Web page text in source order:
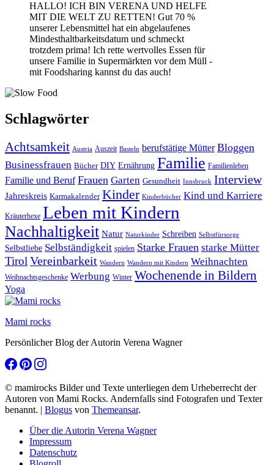
HALLO! ICH BIN VERENA UND HELFE
MIT DIE WELT ZU RETTEN! Gut 70 %
unserer Lebensmittel hat ein abgelaufenes
Mindesthaltbarkeitsdatum und schmeckt
trotzdem prima! Ich rette wertvolles Essen für
unsere Familie in Supermärkten vor dem Müll -
mit Foodsharing kannst du das auch!
Schlagwörter
Achtsamkeit Austria Auszeit Basteln berufstätige Mütter Bloggen
Businessfrauen Bücher DIY Ernährung Familie Familienleben
Familie und Beruf Frauen Garten Gesundheit Innsbruck Interview
Jahreskreis Karmakalender Kinder Kinderbücher Kind und Karriere
Kräuterhexe Leben mit Kindern
Nachhaltigkeit Natur Naturkinder Schreiben Selbstfürsorge
Selbstliebe Selbständigkeit spielen Starke Frauen starke Mütter
Tirol Vereinbarkeit Wandern Wandern mit Kindern Weihnachten
Weihnachtsgeschenke Werbung Winter Wochenende in Bildern
Yoga
Mami rocks
Persönlicher Blog der Autorin Verena Wagner
© mamirocks Bilder und Texte unterliegen dem Urheberrecht der
Autoren von Mami Rocks. Andernfalls sind Fotografen und Texter
benannt. | Blogus von Themeansar.
Über die Autorin Verena Wagner
Impressum
Datenschutz